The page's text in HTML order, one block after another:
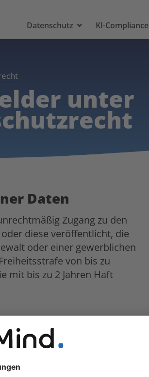
Datenschutz KI-Compliance
unter
Daten
Zugang zu den
diese veröffentlicht, die
oder einer gewerblichen
von bis zu
mit bis zu 2 Jahren Haft
oder einen
der
nach einer solchen